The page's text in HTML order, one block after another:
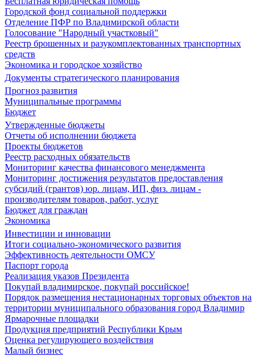
Городской фонд социальной поддержки
Отделение ПФР по Владимирской области
Голосование "Народный участковый"
Реестр брошенных и разукомплектованных транспортных
средств
Экономика и городское хозяйство
Документы стратегического планирования
Прогноз развития
Муниципальные программы
Бюджет
Утвержденные бюджеты
Отчеты об исполнении бюджета
Проекты бюджетов
Реестр расходных обязательств
Мониторинг качества финансового менеджмента
Мониторинг достижения результатов предоставления
субсидий (грантов) юр. лицам, ИП, физ. лицам -
производителям товаров, работ, услуг
Бюджет для граждан
Экономика
Инвестиции и инновации
Итоги социально-экономического развития
Эффективность деятельности ОМСУ
Паспорт города
Реализация указов Президента
Покупай владимирское, покупай российское!
Порядок размещения нестационарных торговых объектов на
территории муниципального образования город Владимир
Ярмарочные площадки
Продукция предприятий Республики Крым
Оценка регулирующего воздействия
Малый бизнес